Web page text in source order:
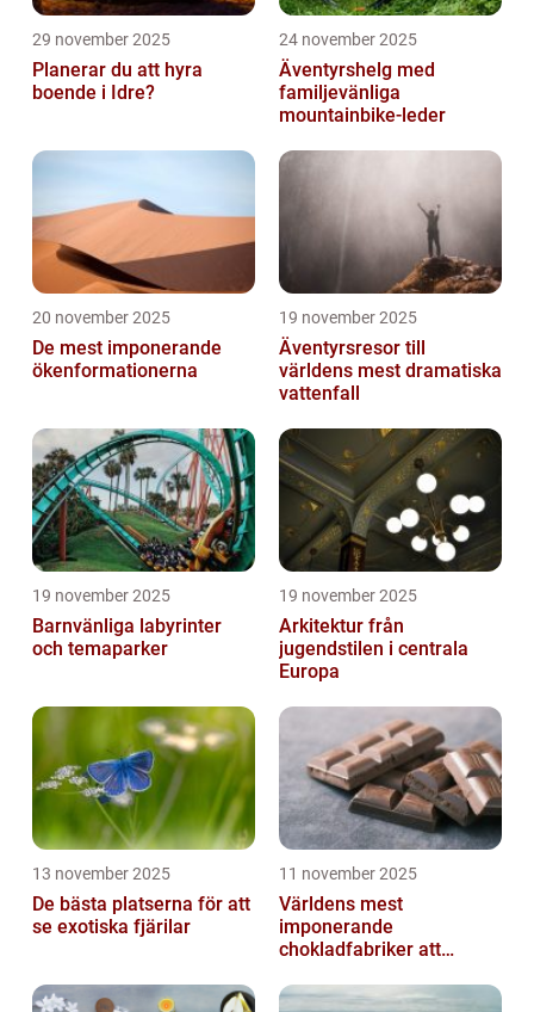
29 november 2025
Planerar du att hyra
boende i Idre?
24 november 2025
Äventyrshelg med
familjevänliga
mountainbike-leder
20 november 2025
De mest imponerande
ökenformationerna
19 november 2025
Äventyrsresor till
världens mest dramatiska
vattenfall
19 november 2025
Barnvänliga labyrinter
och temaparker
19 november 2025
Arkitektur från
jugendstilen i centrala
Europa
13 november 2025
De bästa platserna för att
se exotiska fjärilar
11 november 2025
Världens mest
imponerande
chokladfabriker att